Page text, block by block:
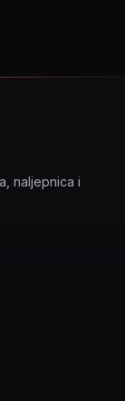
naljepnica i